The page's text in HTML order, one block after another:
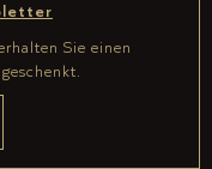
Sie einen